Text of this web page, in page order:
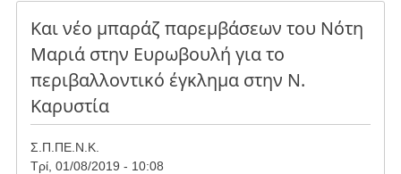
Και νέο μπαράζ παρεμβάσεων του Νότη
Μαριά στην Ευρωβουλή για το
περιβαλλοντικό έγκλημα στην Ν.
Καρυστία
Σ.Π.ΠΕ.Ν.Κ.
Τρί, 01/08/2019 - 10:08